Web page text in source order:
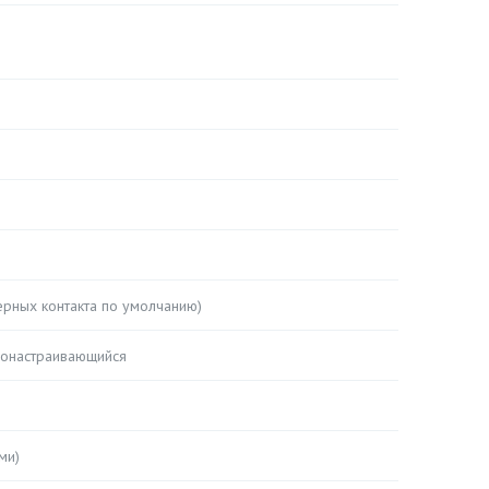
контакта по умолчанию)